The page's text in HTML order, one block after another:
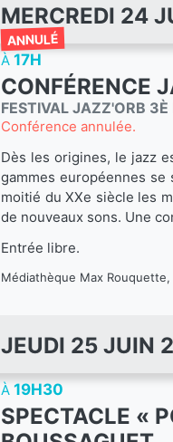
MERCREDI 24
À 17H
CONFÉRENCE
FESTIVAL JAZZ'ORB 3È
Conférence annulée.
Dès les origines, le jazz
gammes européennes se
moitié du XXe siècle les
de nouveaux sons. Une
Entrée libre.
Médiathèque Max
JEUDI 25 JUIN
À 19H30
SPECTACLE «